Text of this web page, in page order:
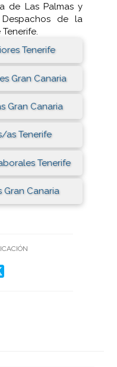
de Las Palmas y
de la
Tenerife
Gran Canaria
Gran Canaria
as Tenerife
Tenerife
Canaria